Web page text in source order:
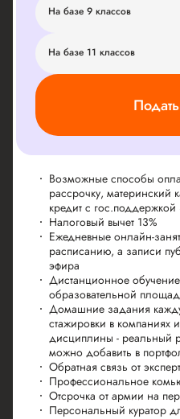
Освоите инструменты:
PyCharm, Git/GitHub,
Ultralytics YOLO,
Учебная практика
Выполнять
ИИ, настройке и
Использовать
результатов работы.
решения в рамках своей
Выполните проект:
по техническому заданию
экзамен
На базе 9 классов
На базе 11 классов
Возможные способы
рассрочку, материнский
кредит с гос.поддержкой
Налоговый вычет 13%
Ежедневные онлайн-
расписанию, а записи
эфира
Дистанционное
образовательной
Домашние задания
стажировки в компаниях
дисциплины - реальный
можно добавить в
Обратная связь от
Профессиональное
Отсрочка от армии на
Персональный куратор